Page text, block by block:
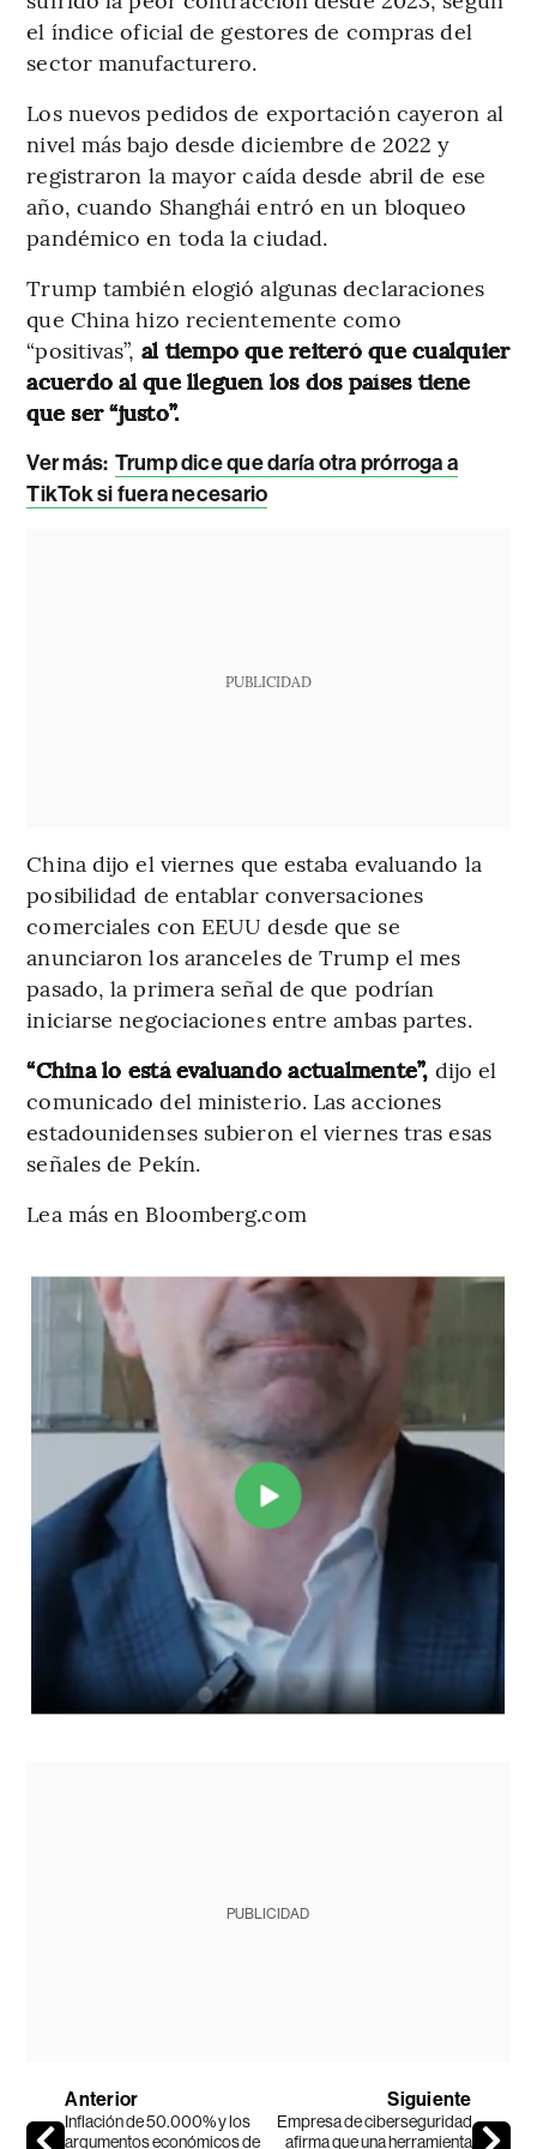
el índice oficial de gestores de compras del
sector manufacturero.
Los nuevos pedidos de exportación cayeron al
nivel más bajo desde diciembre de 2022 y
registraron la mayor caída desde abril de ese
año, cuando Shanghái entró en un bloqueo
pandémico en toda la ciudad.
Trump también elogió algunas declaraciones
que China hizo recientemente como
“positivas”, al tiempo que reiteró que cualquier
acuerdo al que lleguen los dos países tiene
que ser “justo”.
Ver más: Trump dice que daría otra prórroga a
TikTok si fuera necesario
PUBLICIDAD
China dijo el viernes que estaba evaluando la
posibilidad de entablar conversaciones
comerciales con EEUU desde que se
anunciaron los aranceles de Trump el mes
pasado, la primera señal de que podrían
iniciarse negociaciones entre ambas partes.
“China lo está evaluando actualmente”, dijo el
comunicado del ministerio. Las acciones
estadounidenses subieron el viernes tras esas
señales de Pekín.
Lea más en Bloomberg.com
PUBLICIDAD
Anterior
Inflación de 50.000% y los
argumentos económicos de
Siguiente
Empresa de ciberseguridad
afirma que una herramienta